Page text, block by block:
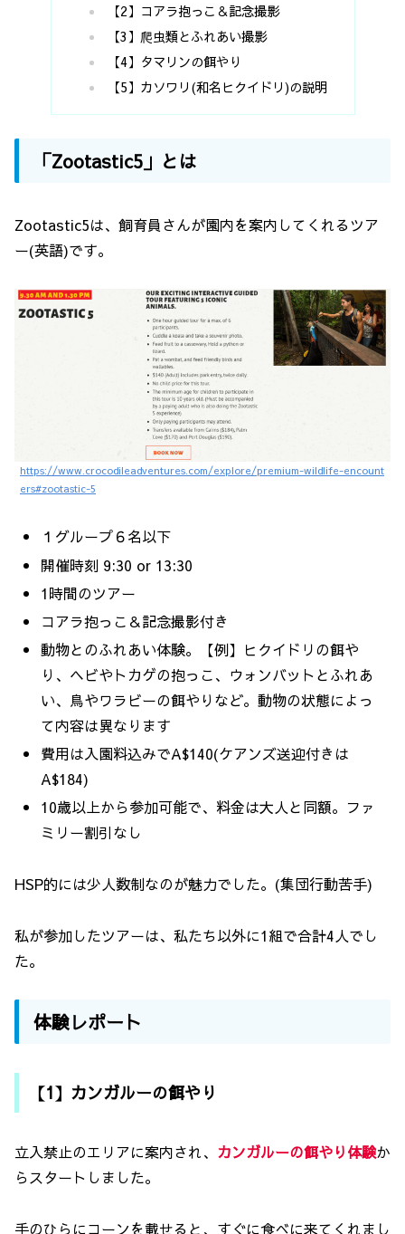
【2】コアラ抱っこ＆記念撮影
【3】爬虫類とふれあい撮影
【4】タマリンの餌やり
【5】カソワリ(和名ヒクイドリ)の説明
「Zootastic5」とは
Zootastic5は、飼育員さんが園内を案内してくれるツア
ー(英語)です。
https://www.crocodileadventures.com/explore/premium-wildlife-encount
ers#zootastic-5
１グループ６名以下
開催時刻 9:30 or 13:30
1時間のツアー
コアラ抱っこ＆記念撮影付き
動物とのふれあい体験。【例】ヒクイドリの餌や
り、ヘビやトカゲの抱っこ、ウォンバットとふれあ
い、鳥やワラビーの餌やりなど。動物の状態によっ
て内容は異なります
費用は入園料込みでA$140(ケアンズ送迎付きは
A$184)
10歳以上から参加可能で、料金は大人と同額。ファ
ミリー割引なし
HSP的には少人数制なのが魅力でした。(集団行動苦手)
私が参加したツアーは、私たち以外に1組で合計4人でし
た。
体験レポート
【1】カンガルーの餌やり
立入禁止のエリアに案内され、 カンガルーの餌やり体験か
らスタートしました。
手のひらにコーンを載せると、すぐに食べに来てくれまし